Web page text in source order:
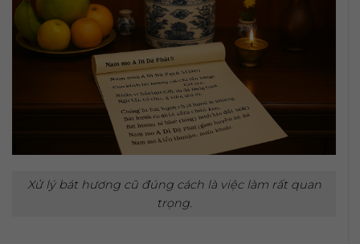
Xử lý bát hương cũ đúng cách là việc làm rất quan
trọng.